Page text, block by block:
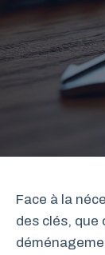
Face à la
des clés, que